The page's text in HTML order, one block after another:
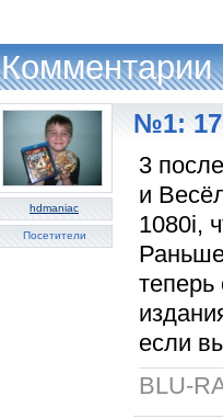
Комментарии
hdmaniac
Посетители
№1: 17
3
и
1080i,
если
BLU-